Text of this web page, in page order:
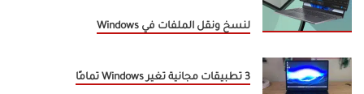
لنسخ ونقل الملفات في Windows
3 تطبيقات مجانية تغير Windows تمامًا